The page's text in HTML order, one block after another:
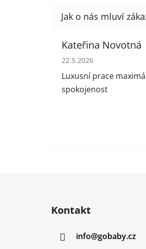
Kateřina Novotná
Hodnocení obchodu
22.5.2026
Luxusní prace
spokojenost
Kontakt
info@gobaby.cz